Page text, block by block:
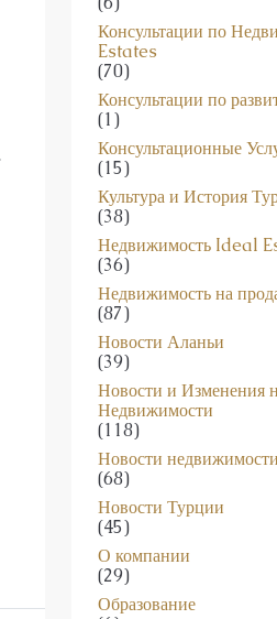
Консультации по
Estates
(70)
Консультации по
(1)
Консультационные
(15)
Культура и История
(38)
Недвижимость Ideal
(36)
Недвижимость на
(87)
Новости Аланьи
(39)
Новости и Изменения
Недвижимости
(118)
Новости недвижимости
(68)
Новости Турции
(45)
О компании
(29)
Образование
(6)